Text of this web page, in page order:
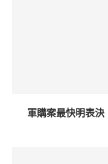
軍購案最快明表